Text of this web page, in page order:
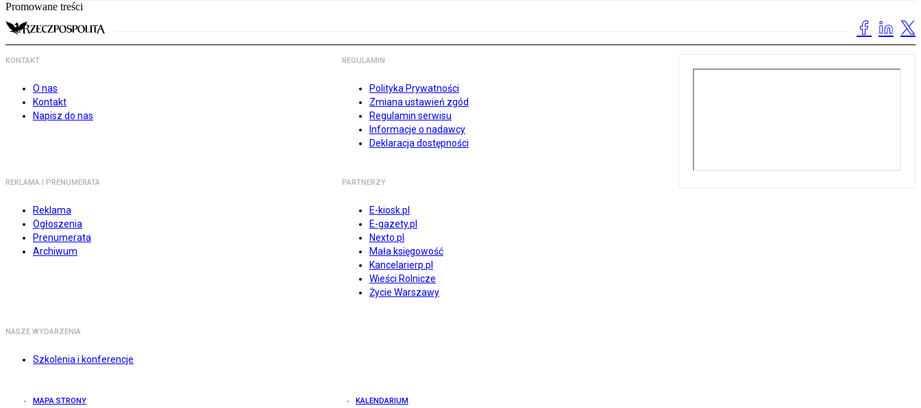
Promowane treści
KONTAKT
O nas
Kontakt
Napisz do nas
REGULAMIN
Polityka Prywatności
Zmiana ustawień zgód
Regulamin serwisu
Informacje o nadawcy
Deklaracja dostępności
REKLAMA I PRENUMERATA
Reklama
Ogłoszenia
Prenumerata
Archiwum
PARTNERZY
E-kiosk.pl
E-gazety.pl
Nexto.pl
Mała księgowość
Kancelarierp.pl
Wieści Rolnicze
Życie Warszawy
NASZE WYDARZENIA
Szkolenia i konferencje
MAPA STRONY KALENDARIUM